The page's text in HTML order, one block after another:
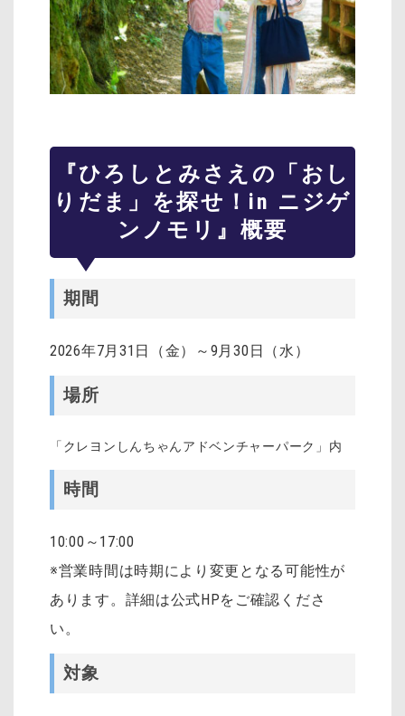
『ひろしとみさえの「おし
りだま」を探せ！in ニジゲ
ンノモリ』概要
期間
2026年7月31日（金）～9月30日（水）
場所
「クレヨンしんちゃんアドベンチャーパーク」内
時間
10:00～17:00
※営業時間は時期により変更となる可能性が
あります。詳細は公式HPをご確認くださ
い。
対象